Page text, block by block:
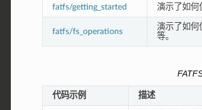
fatfs/getting_started 演示了如何
fatfs/fs_operations
演示了如何
等。
代码示例 描述